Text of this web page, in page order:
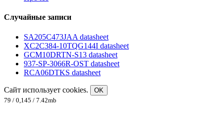
Случайные записи
SA205C473JAA datasheet
XC2C384-10TQG144I datasheet
GCM10DRTN-S13 datasheet
937-SP-3066R-OST datasheet
RCA06DTKS datasheet
Сайт использует cookies.
OK
79 / 0,145 / 7.42mb